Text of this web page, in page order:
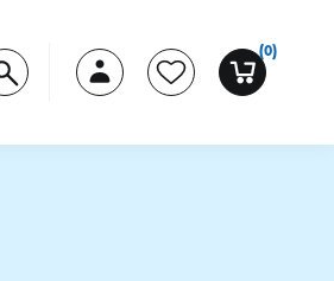
(0)